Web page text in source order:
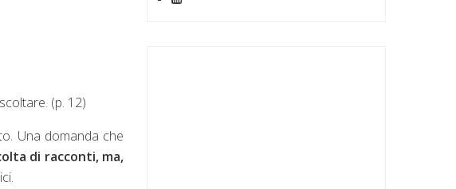
(p. 12)
Una domanda che
di racconti, ma,